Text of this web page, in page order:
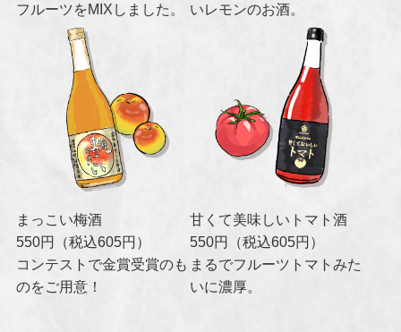
フルーツをMIXしました。
いレモンのお酒。
まっこい梅酒
550円（税込605円）
コンテストで金賞受賞のも
のをご用意！
甘くて美味しいトマト酒
550円（税込605円）
まるでフルーツトマトみた
いに濃厚。